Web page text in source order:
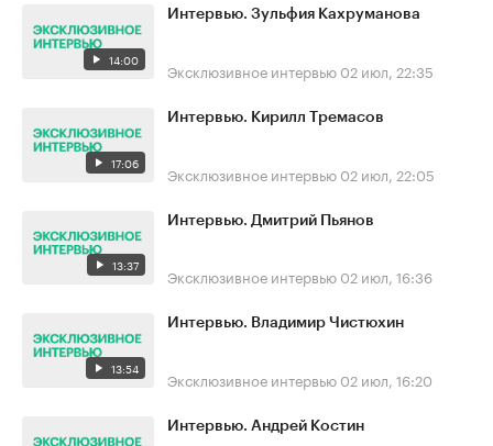
14:00
Интервью. Зульфия Кахруманова
Эксклюзивное интервью 02 июл, 22:35
17:06
Интервью. Кирилл Тремасов
Эксклюзивное интервью 02 июл, 22:05
13:37
Интервью. Дмитрий Пьянов
Эксклюзивное интервью 02 июл, 16:36
13:54
Интервью. Владимир Чистюхин
Эксклюзивное интервью 02 июл, 16:20
Интервью. Андрей Костин